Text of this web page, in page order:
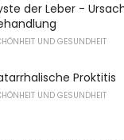
der Leber -
UND GESUNDHEIT
Proktitis
UND GESUNDHEIT